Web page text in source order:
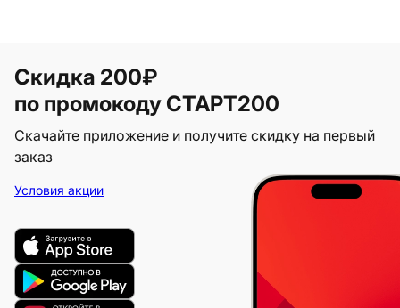
Скидка 200₽
по промокоду СТАРТ200
Скачайте приложение и получите скидку на первый
заказ
Условия акции